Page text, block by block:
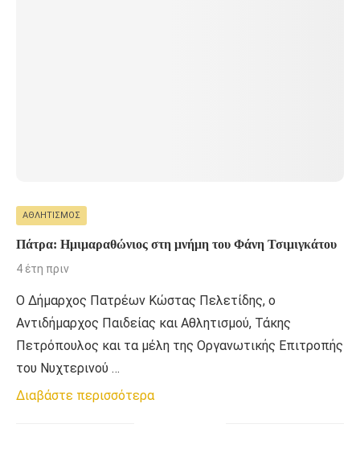
ΑΘΛΗΤΙΣΜΌΣ
Πάτρα: Ημιμαραθώνιος στη μνήμη του Φάνη Τσιμιγκάτου
4 έτη πριν
Ο Δήμαρχος Πατρέων Κώστας Πελετίδης, ο
Αντιδήμαρχος Παιδείας και Αθλητισμού, Τάκης
Πετρόπουλος και τα μέλη της Οργανωτικής Επιτροπής
του Νυχτερινού …
Διαβάστε περισσότερα